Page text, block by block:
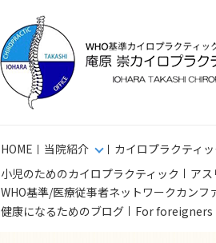
HOME 当院紹介
カイロプラクティ
小児のためのカイロプラクティック
ア
WHO基準/医療従事者ネットワークカンフ
健康になるためのブログ
For foreigners